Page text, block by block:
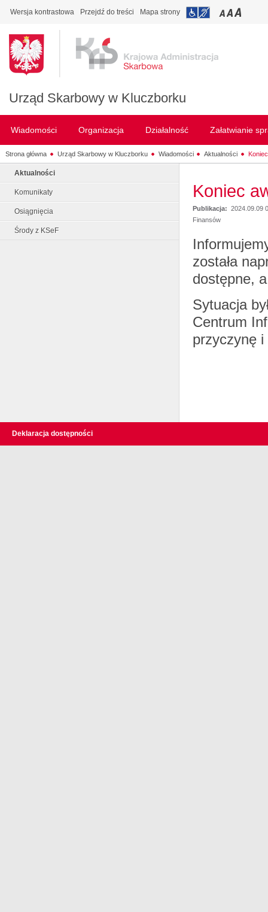
Wersja kontrastowa Przejdź do treści Mapa strony
Urząd Skarbowy w Kluczborku
Wiadomości Organizacja Działalność Załatwianie
Strona główna Urząd Skarbowy w Kluczborku Wiadomości Aktualności
Aktualności
Komunikaty
Osiągnięcia
Środy z KSeF
Koniec
Publikacja: 2024.09.09
Finansów
została
dostępne,
Sytuacja
Centrum
przyczynę i
Deklaracja dostępności